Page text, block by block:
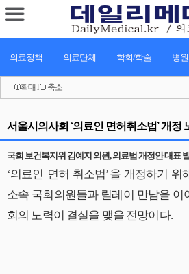
의료정책 의료단체 학회/학술 병
확대 l 축소
서울시의사회 ‘의료인 면허취소법’ 개정
국회 보건복지위 김예지 의원, 의료법 개정안 대표
‘의료인 면허 취소법’을 개정하기 위
소속 국회의원들과 릴레이 만남을
회의 노력이 결실을 맺을 전망이다.